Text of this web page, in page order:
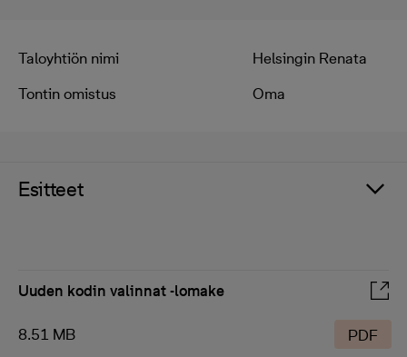
Taloyhtiön nimi
Helsingin Renata
Tontin omistus
Oma
Esitteet
Uuden kodin valinnat -lomake
8.51 MB PDF